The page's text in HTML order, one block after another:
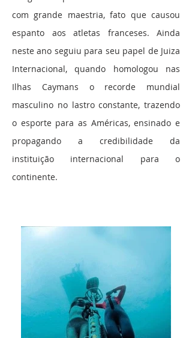
com grande maestria, fato que causou
espanto aos atletas franceses. Ainda
neste ano seguiu para seu papel de Juiza
Internacional, quando homologou nas
Ilhas Caymans o recorde mundial
masculino no lastro constante, trazendo
o esporte para as Américas, ensinado e
propagando a credibilidade da
instituição internacional para o
continente.